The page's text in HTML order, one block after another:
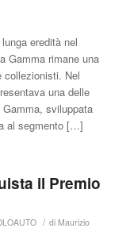
eredità nel
Gamma rimane una
collezionisti. Nel
una delle
sviluppata
al segmento […]
il Premio
/ di Maurizio